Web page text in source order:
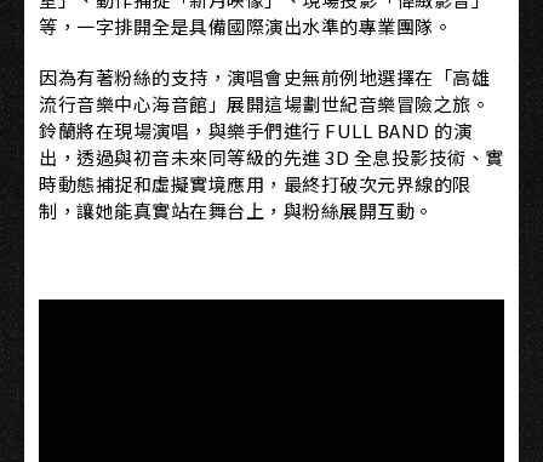
等，一字排開全是具備國際演出水準的專業團隊。
因為有著粉絲的支持，演唱會史無前例地選擇在「高雄
流行音樂中心海音館」展開這場劃世紀音樂冒險之旅。
鈴蘭將在現場演唱，與樂手們進行 FULL BAND 的演
出，透過與初音未來同等級的先進 3D 全息投影技術、實
時動態捕捉和虛擬實境應用，最終打破次元界線的限
制，讓她能真實站在舞台上，與粉絲展開互動。